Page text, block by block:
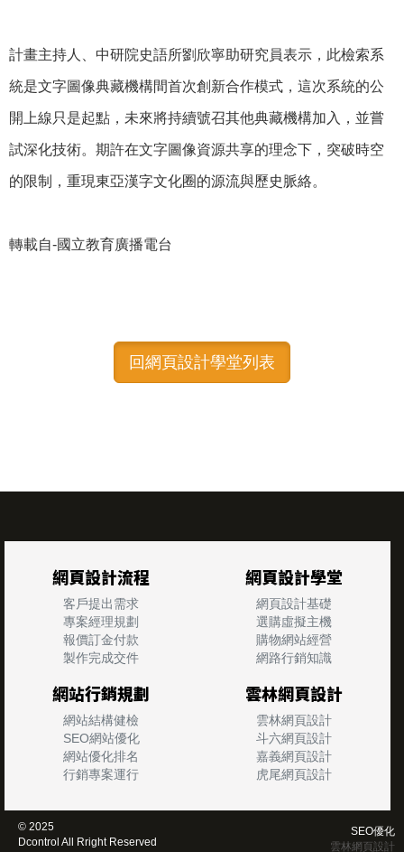
計畫主持人、中研院史語所劉欣寧助研究員表示，此檢索系
統是文字圖像典藏機構間首次創新合作模式，這次系統的公
開上線只是起點，未來將持續號召其他典藏機構加入，並嘗
試深化技術。期許在文字圖像資源共享的理念下，突破時空
的限制，重現東亞漢字文化圈的源流與歷史脈絡。
轉載自-國立教育廣播電台
回網頁設計學堂列表
網頁設計流程
客戶提出需求
專案經理規劃
報價訂金付款
製作完成交件
網頁設計學堂
網頁設計基礎
選購虛擬主機
購物網站經營
網路行銷知識
網站行銷規劃
網站結構健檢
SEO網站優化
網站優化排名
行銷專案運行
雲林網頁設計
雲林網頁設計
斗六網頁設計
嘉義網頁設計
虎尾網頁設計
SEO優化
雲林網頁設計
© 2025
Dcontrol All Rright Reserved